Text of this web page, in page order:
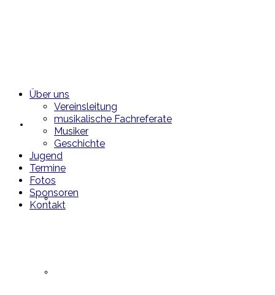
Über uns
Vereinsleitung
Über uns
Vereinsleitung
musikalische Fachreferate
Musiker
Geschichte
Jugend
Termine
Fotos
Sponsoren
Kontakt